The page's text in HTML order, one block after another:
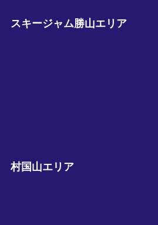
スキージャム勝山エリア
村国山エリア